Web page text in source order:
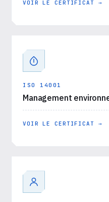
VOIR LE CERTIFICAT →
ISO 14001
Management
VOIR LE CERTIFICAT →